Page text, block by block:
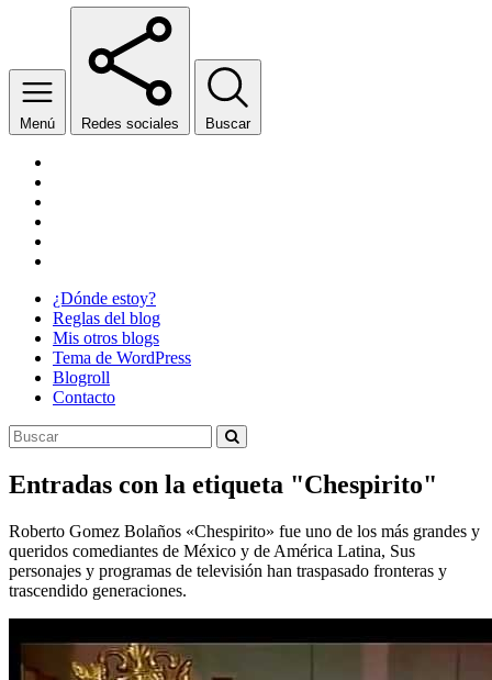
Menú Redes sociales Buscar
¿Dónde estoy?
Reglas del blog
Mis otros blogs
Tema de WordPress
Blogroll
Contacto
Entradas con la etiqueta "Chespirito"
Roberto Gomez Bolaños «Chespirito» fue uno de los más grandes y
queridos comediantes de México y de América Latina, Sus
personajes y programas de televisión han traspasado fronteras y
trascendido generaciones.